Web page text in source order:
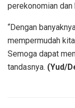
perekonomian dan
“Dengan
mempermudah
Semoga dapat
tandasnya. (Yud/